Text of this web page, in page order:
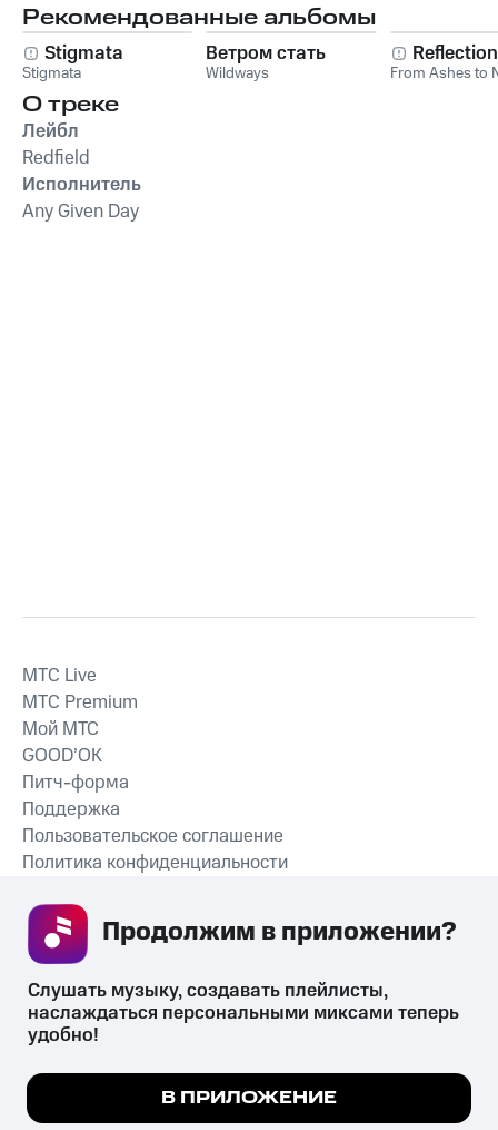
Рекомендованные альбомы
Stigmata
Stigmata
Ветром стать
Wildways From Ashes to
О треке
Лейбл
Redfield
Исполнитель
Any Given Day
СКАЧАТЬ ПРИЛОЖЕНИЕ
MTС Live
MTС Premium
Мой МТС
GOOD’OK
Питч-форма
Поддержка
Пользовательское соглашение
Политика конфиденциальности
психотропных веществ, их аналогов причиняет вред здоровью,
их незаконный оборот запрещён и влечёт установленную
законодательством ответственность.
Мы используем куки, чтобы на сайте все
Подробнее
Слушать музыку, создавать плейлисты,
наслаждаться персональными миксами теперь
удобно!
В ПРИЛОЖЕНИЕ